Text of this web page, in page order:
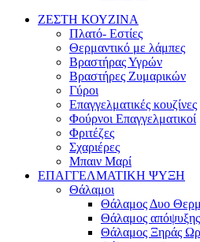
ΖΕΣΤΗ ΚΟΥΖΙΝΑ
Πλατό- Εστίες
Θερμαντικό με λάμπες
Βραστήρας Υγρών
Βραστήρες Ζυμαρικών
Γύροι
Επαγγελματικές κουζίνες
Φούρνοι Επαγγελματικοί
Φριτέζες
Σχαριέρες
Μπαιν Μαρί
ΕΠΑΓΓΕΛΜΑΤΙΚΗ ΨΥΞΗ
Θάλαμοι
Θάλαμος Δυο
Θάλαμος απόψυξης
Θάλαμος Ξηράς